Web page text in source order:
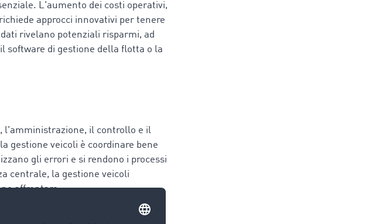
L'aumento dei costi operativi,
approcci innovativi per tenere
rivelano potenziali risparmi, ad
software di gestione della flotta o la
l'amministrazione, il controllo e il
gestione veicoli è coordinare bene
gli errori e si rendono i processi
centrale, la gestione veicoli
affrontare.